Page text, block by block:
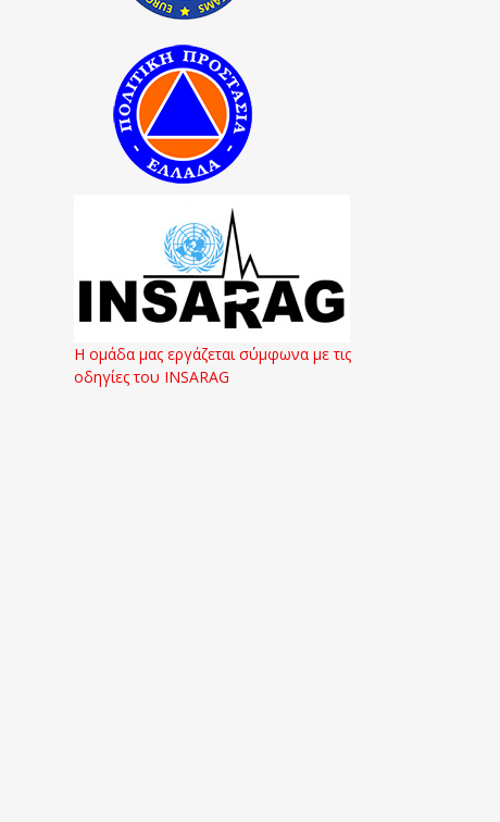
Η ομάδα μας εργάζεται σύμφωνα με τις
οδηγίες του INSARAG